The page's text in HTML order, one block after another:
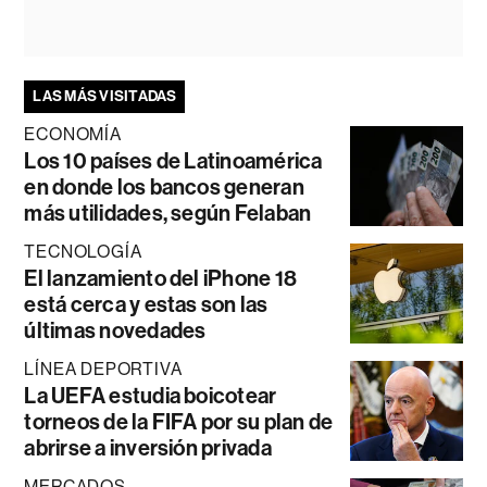
LAS MÁS VISITADAS
ECONOMÍA
Los 10 países de Latinoamérica
en donde los bancos generan
más utilidades, según Felaban
TECNOLOGÍA
El lanzamiento del iPhone 18
está cerca y estas son las
últimas novedades
LÍNEA DEPORTIVA
La UEFA estudia boicotear
torneos de la FIFA por su plan de
abrirse a inversión privada